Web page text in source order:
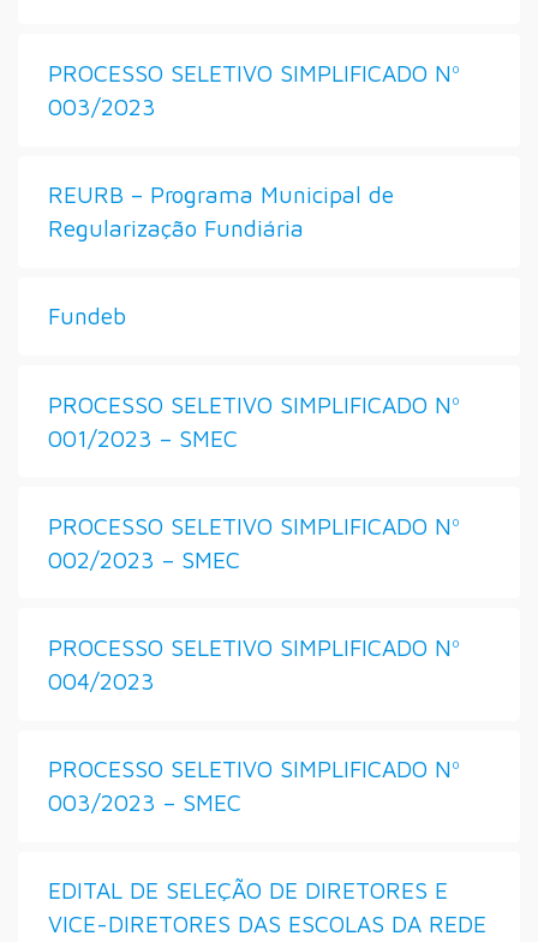
PROCESSO SELETIVO SIMPLIFICADO Nº
003/2023
REURB – Programa Municipal de
Regularização Fundiária
Fundeb
PROCESSO SELETIVO SIMPLIFICADO Nº
001/2023 – SMEC
PROCESSO SELETIVO SIMPLIFICADO Nº
002/2023 – SMEC
PROCESSO SELETIVO SIMPLIFICADO Nº
004/2023
PROCESSO SELETIVO SIMPLIFICADO Nº
003/2023 – SMEC
EDITAL DE SELEÇÃO DE DIRETORES E
VICE-DIRETORES DAS ESCOLAS DA REDE